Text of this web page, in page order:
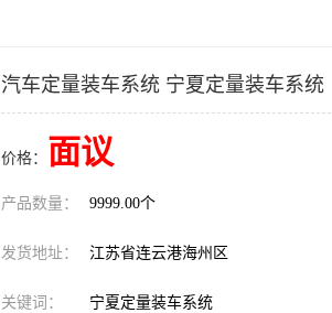
汽车定量装车系统 宁夏定量装车系统
价格： 面议
产品数量： 9999.00个
发货地址： 江苏省连云港海州区
关键词： 宁夏定量装车系统